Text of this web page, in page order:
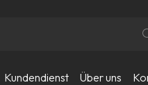
Kundendienst Über uns